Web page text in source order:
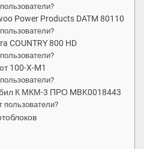
Power Products DATM 80110
COUNTRY 800 HD
100-X-M1
К МКМ-3 ПРО MBK0018443
пользователи?